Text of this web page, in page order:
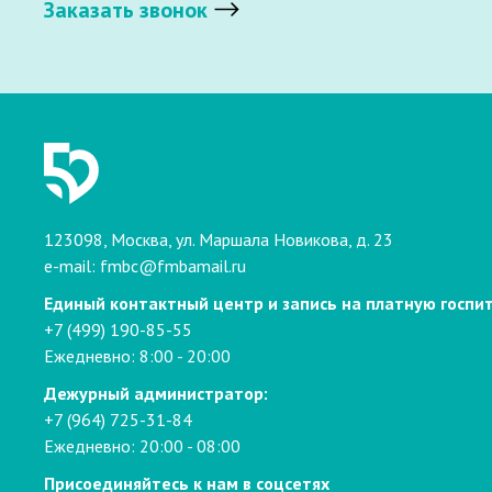
Заказать звонок
123098, Москва, ул. Маршала Новикова, д. 23
e-mail: fmbc@fmbamail.ru
Единый контактный центр и запись на платную
+7 (499) 190-85-55
Ежедневно: 8:00 - 20:00
Дежурный администратор:
+7 (964) 725-31-84
Ежедневно: 20:00 - 08:00
Присоединяйтесь к нам в соцсетях